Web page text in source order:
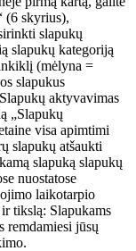
(6 skyrius),
slapukų
slapukų kategoriją
(mėlyna =
slapukus
aktyvavimas
„Slapukų
visa apimtimi
slapukų atšaukti
slapuką slapukų
nuostatose
laikotarpio
tikslą: Slapukams
remdamiesi jūsų